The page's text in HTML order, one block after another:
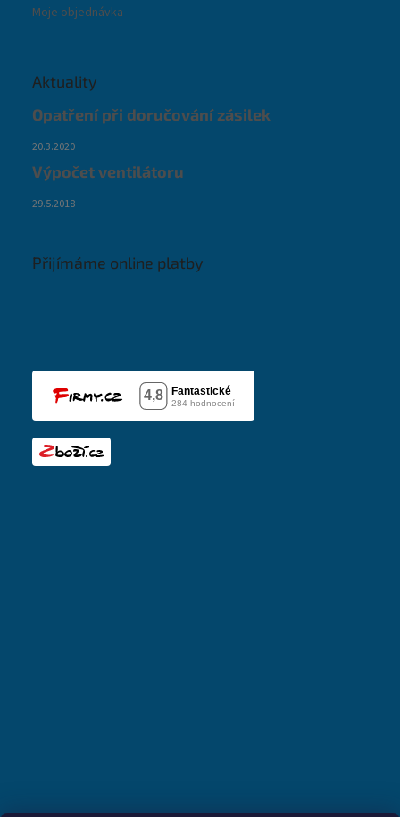
Moje objednávka
Aktuality
Opatření při doručování zásilek
20.3.2020
Výpočet ventilátoru
29.5.2018
Přijímáme online platby